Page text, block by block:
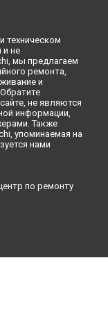
вРязани
в Астрахани
в
вЛипецке
техническом
и не
мы предлагаем
ремонта,
и
не являются
информации,
Также
упоминаемая на
нами
по ремонту